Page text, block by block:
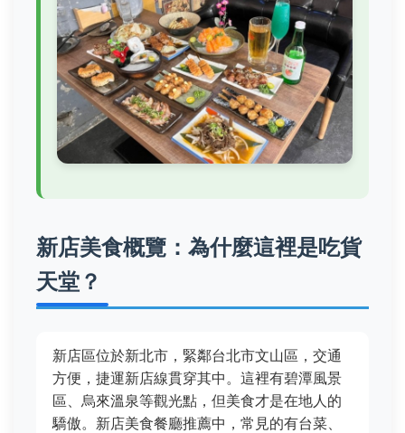
新店美食概覽：為什麼這裡是吃貨
天堂？
新店區位於新北市，緊鄰台北市文山區，交通
方便，捷運新店線貫穿其中。這裡有碧潭風景
區、烏來溫泉等觀光點，但美食才是在地人的
驕傲。新店美食餐廳推薦中，常見的有台菜、